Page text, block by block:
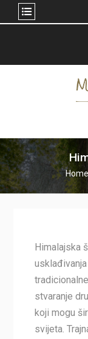
content
Home
Himalajska
stvaranje
koji mogu
svijeta.